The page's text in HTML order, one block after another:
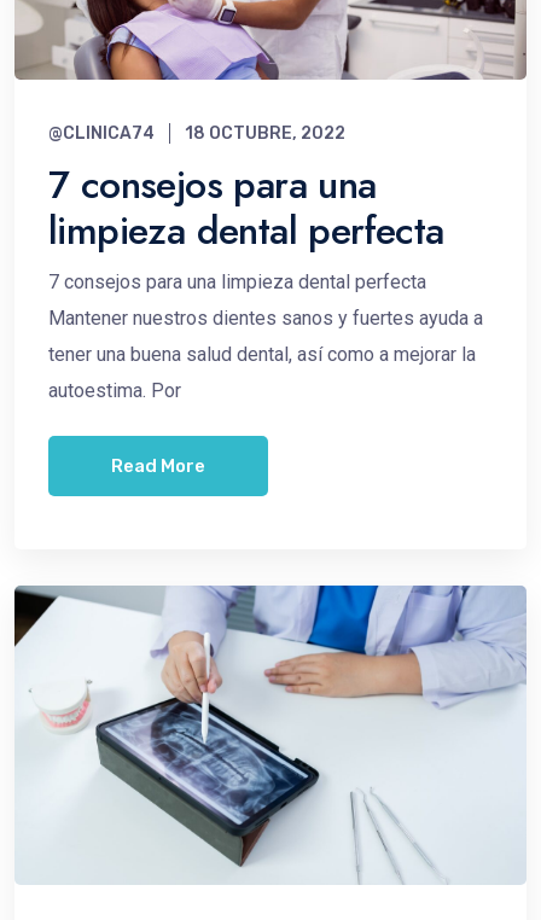
@CLINICA74 18 OCTUBRE, 2022
7 consejos para una
limpieza dental perfecta
7 consejos para una limpieza dental perfecta
Mantener nuestros dientes sanos y fuertes ayuda a
tener una buena salud dental, así como a mejorar la
autoestima. Por
Read More